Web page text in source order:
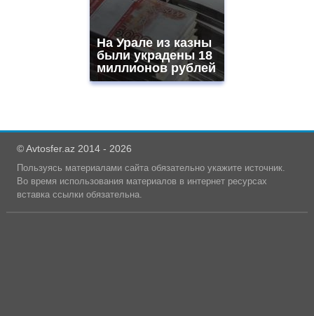
На Урале из казны
были украдены 18
миллионов рублей
© Avtosfer.az 2014 - 2026
Пользуясь материалами сайта обязательно укажите источник.
Во время использования материалов в интернет ресурсах
вставка ссылки обязательна.